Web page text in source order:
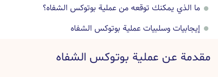
ما الذي يمكنك توقعه من عملية بوتوكس الشفاه؟
إيجابيات وسلبيات عملية بوتوكس الشفاه
مقدمة عن عملية بوتوكس الشفاه